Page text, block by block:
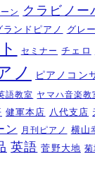
日
入するなら今！
ール』6/14～7/
ドヴェンチャー
ました～🎵
でとう！コンサ
～🎵 2026年5月2日
ン クラビノー
ランドピアノ グレ
セミナー チェロ
ノ ピアノコン
語教室 ヤマハ音楽教
健軍本店 八代支店
ン
月刊ピアノ 横山
英語 菅野大地 菊